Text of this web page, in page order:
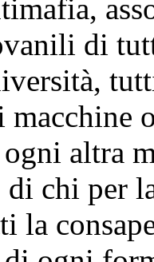
di
macchine
altra
chi per
la